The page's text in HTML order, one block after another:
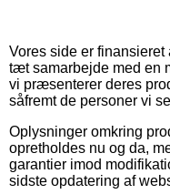
Vores side er
tæt samarbejde med en
vi præsenterer deres
såfremt de personer vi
Oplysninger omkring
opretholdes nu og da,
garantier imod
sidste opdatering af